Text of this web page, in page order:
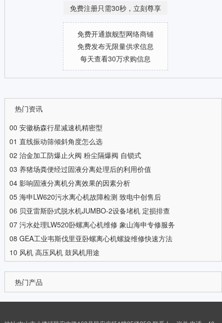
免费注册只需30秒，立刻尊享
免费开通旗舰型网络商铺
免费发布无限量供求信息
每天查看30万求购信息
热门资讯
00 安徽杨森行星减速机精密型
01 直线振动筛倾斜角度怎么选
02 治金加工防爆止火阀 粉尘隔爆阀 自锁式
03 养猪场粪便经过固液分离处理后的利用价值
04 影响固液分离机分离效果的因素分析
05 海申LW620污水离心机故障检测 致电中创售后
06 贝亚雷斯卧式脱水机JUMBO-2设备堵机 定损排查
07 污水处理LW520卧螺离心机维修 象山海申专修服务
08 GEA工业韦斯伐里亚卧螺离心机螺旋维修快速方法
10 风机 高压风机 鼓风机用途
热门产品